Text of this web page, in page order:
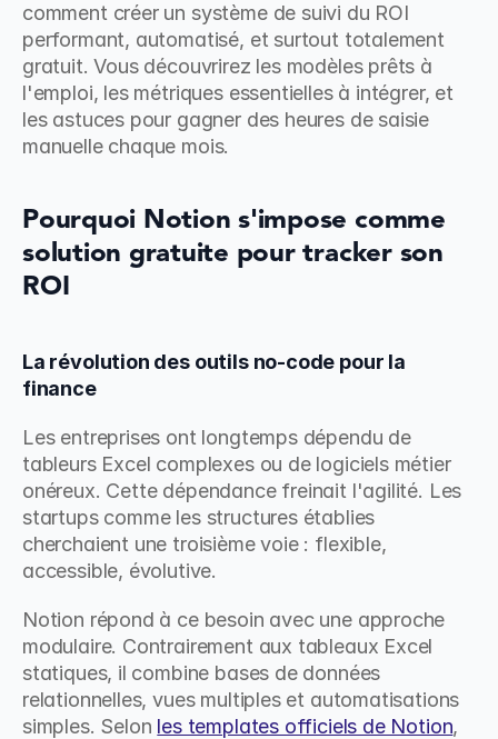
comment créer un système de suivi du ROI
performant, automatisé, et surtout totalement
gratuit. Vous découvrirez les modèles prêts à
l'emploi, les métriques essentielles à intégrer, et
les astuces pour gagner des heures de saisie
manuelle chaque mois.
Pourquoi Notion s'impose comme
solution gratuite pour tracker son
ROI
La révolution des outils no-code pour la
finance
Les entreprises ont longtemps dépendu de
tableurs Excel complexes ou de logiciels métier
onéreux. Cette dépendance freinait l'agilité. Les
startups comme les structures établies
cherchaient une troisième voie : flexible,
accessible, évolutive.
Notion répond à ce besoin avec une approche
modulaire. Contrairement aux tableaux Excel
statiques, il combine bases de données
relationnelles, vues multiples et automatisations
simples. Selon les templates officiels de Notion,